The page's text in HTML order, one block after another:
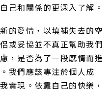
己和關係的更深入了解。
的愛情，以填補失去的空
或妥協並不真正幫助我們
，是否為了一段感情而進
我們應該專注於個人成
實現。依靠自己的快樂，